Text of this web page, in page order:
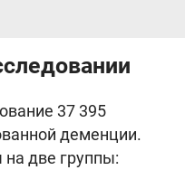
37 395
деменции.
две группы: